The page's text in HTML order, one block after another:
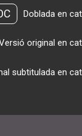
Doblada en
original en
subtitulada en